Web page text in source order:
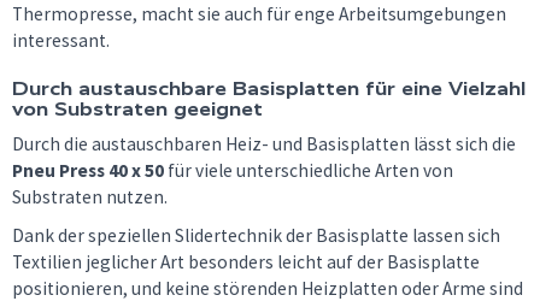
Thermopresse, macht sie auch für enge Arbeitsumgebungen
interessant.
Durch austauschbare Basisplatten für eine Vielzahl
von Substraten geeignet
Durch die austauschbaren Heiz- und Basisplatten lässt sich die
Pneu Press 40 x 50 für viele unterschiedliche Arten von
Substraten nutzen.
Dank der speziellen Slidertechnik der Basisplatte lassen sich
Textilien jeglicher Art besonders leicht auf der Basisplatte
positionieren, und keine störenden Heizplatten oder Arme sind